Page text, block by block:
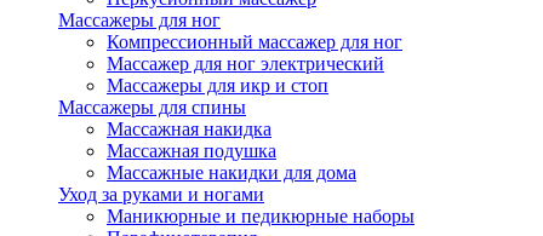
Массажеры для ног
Компрессионный массажер для ног
Массажер для ног электрический
Массажеры для икр и стоп
Массажеры для спины
Массажная накидка
Массажная подушка
Массажные накидки для дома
Уход за руками и ногами
Маникюрные и педикюрные наборы